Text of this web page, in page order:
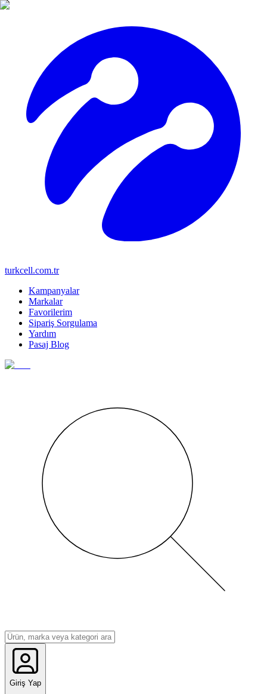
turkcell.com.tr
Kampanyalar
Markalar
Favorilerim
Sipariş Sorgulama
Yardım
Pasaj Blog
Giriş Yap